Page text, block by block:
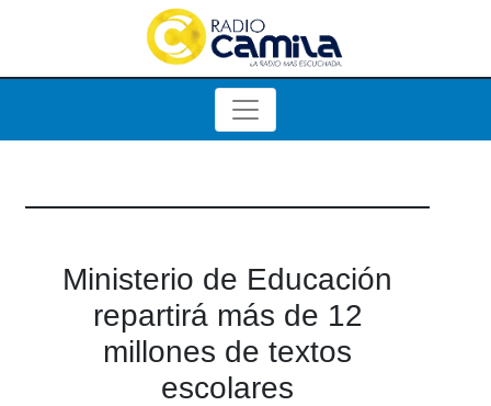
Ministerio de Educación
repartirá más de 12
millones de textos
escolares